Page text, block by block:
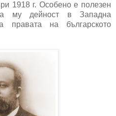
1918 г. Особено е полезен
му дейност в Западна
правата на българското